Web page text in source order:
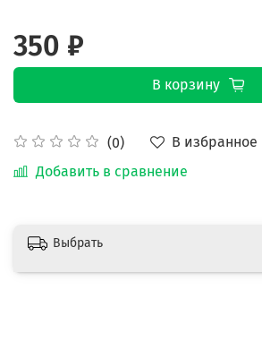
(0)
В избранное
Добавить в сравнение
350 ₽
В корзину
Выбрать